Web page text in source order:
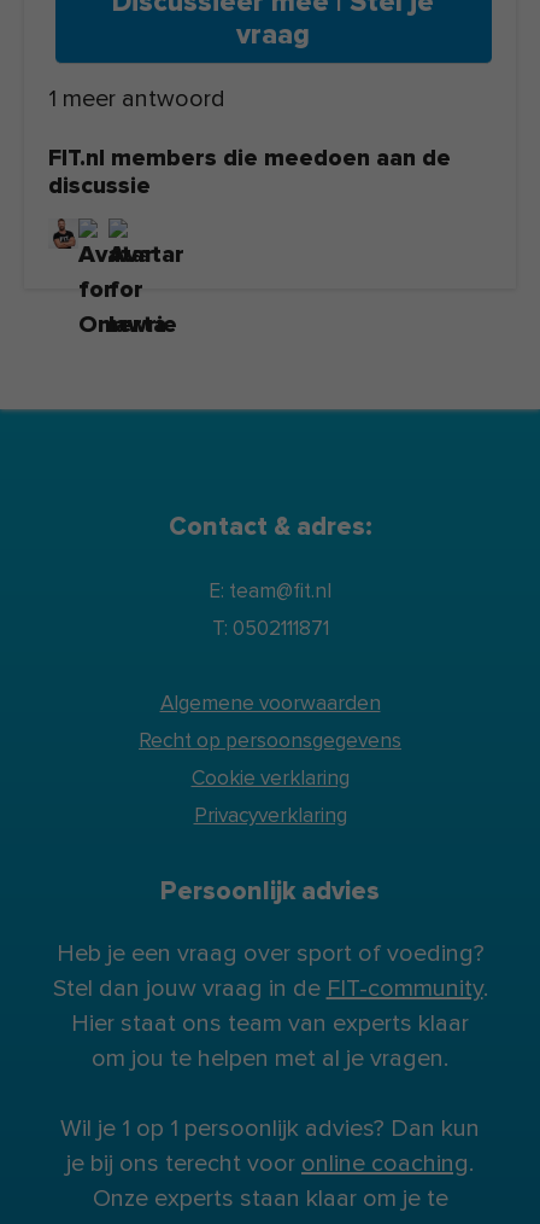
vraag
1 meer antwoord
FIT.nl members die meedoen aan de
discussie
Contact & adres:
E: team@fit.nl
T: 0502111871
Algemene voorwaarden
Recht op persoonsgegevens
Cookie verklaring
Privacyverklaring
Persoonlijk advies
Heb je een vraag over sport of voeding?
Stel dan jouw vraag in de FIT-community.
Hier staat ons team van experts klaar
om jou te helpen met al je vragen.
Wil je 1 op 1 persoonlijk advies? Dan kun
je bij ons terecht voor online coaching.
Onze experts staan klaar om je te